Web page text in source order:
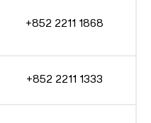
+852 2211 1868
+852 2211 1333